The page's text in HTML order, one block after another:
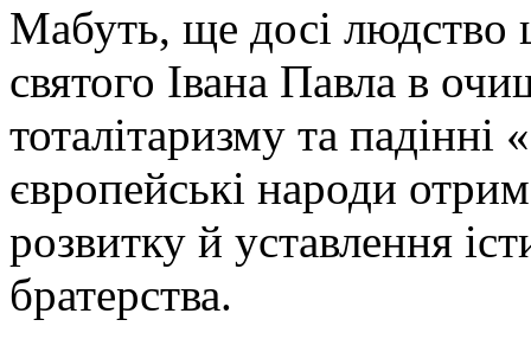
Мабуть, ще досі людство
святого Івана Павла в
тоталітаризму та падінні
європейські народи
розвитку й уставлення
братерства.